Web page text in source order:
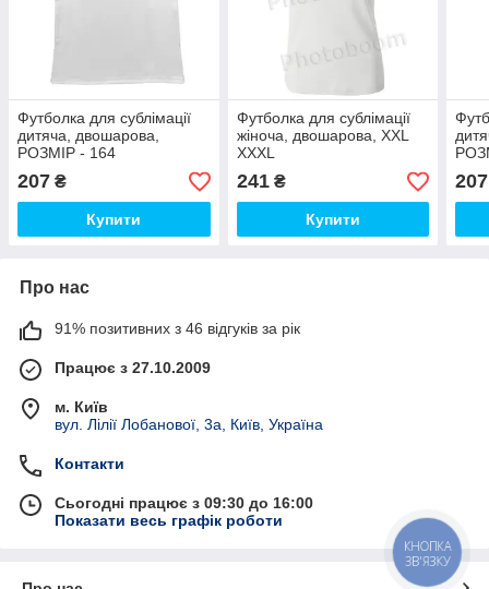
Футболка для сублімації
дитяча, двошарова,
РОЗМІР - 164
207 ₴
Купити
Футболка для сублімації
жіноча, двошарова, XXL
XXXL
241₴
Купити
207
Про нас
91% позитивних з 46 відгуків за рік
Працює з 27.10.2009
м. Київ
вул. Лілії Лобанової, 3а, Київ, Україна
Контакти
Сьогодні працює з 09:30 до 16:00
Показати весь графік роботи
КНОПКА
ЗВ'ЯЗКУ